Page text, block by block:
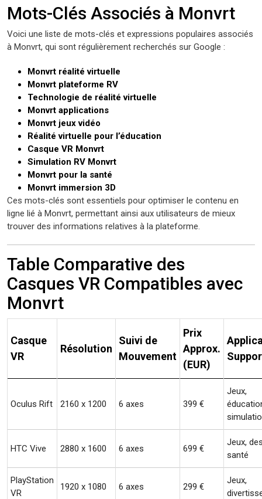
Mots-Clés Associés à Monvrt
Voici une liste de mots-clés et expressions populaires associés
à Monvrt, qui sont régulièrement recherchés sur Google :
Monvrt réalité virtuelle
Monvrt plateforme RV
Technologie de réalité virtuelle
Monvrt applications
Monvrt jeux vidéo
Réalité virtuelle pour l’éducation
Casque VR Monvrt
Simulation RV Monvrt
Monvrt pour la santé
Monvrt immersion 3D
Ces mots-clés sont essentiels pour optimiser le contenu en
ligne lié à Monvrt, permettant ainsi aux utilisateurs de mieux
trouver des informations relatives à la plateforme.
Table Comparative des
Casques VR Compatibles avec
Monvrt
Casque
VR
Résolution
Suivi de
Mouvement
Prix
Approx.
(EUR)
Oculus Rift 2160 x 1200 6 axes 399 €
Jeux,
HTC Vive 2880 x 1600 6 axes 699 €
Jeux,
santé
PlayStation
VR
1920 x 1080 6 axes 299 €
Jeux,